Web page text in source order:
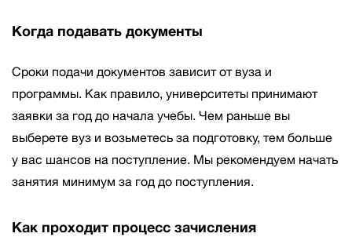
Когда подавать документы
Сроки подачи документов зависит от вуза и
программы. Как правило, университеты принимают
заявки за год до начала учебы. Чем раньше вы
выберете вуз и возьметесь за подготовку, тем больше
у вас шансов на поступление. Мы рекомендуем начать
занятия минимум за год до поступления.
Как проходит процесс зачисления